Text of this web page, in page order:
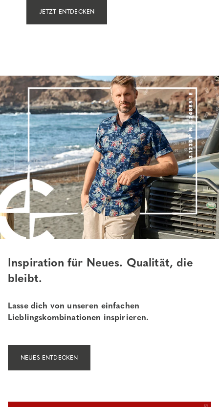
JETZT ENTDECKEN
Inspiration für Neues. Qualität, die
bleibt.
Lasse dich von unseren einfachen
Lieblingskombinationen inspirieren.
NEUES ENTDECKEN